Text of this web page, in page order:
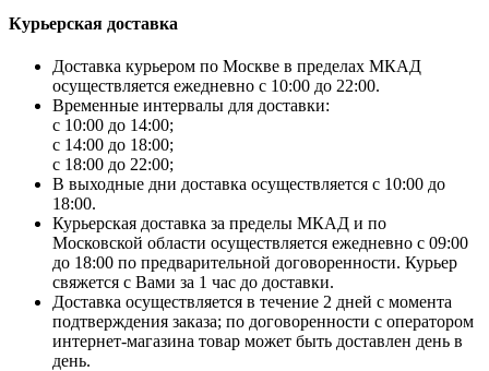
Курьерская доставка
Доставка курьером по Москве в пределах МКАД
осуществляется ежедневно с 10:00 до 22:00.
Временные интервалы для доставки:
с 10:00 до 14:00;
с 14:00 до 18:00;
с 18:00 до 22:00;
В выходные дни доставка осуществляется с 10:00 до
18:00.
Курьерская доставка за пределы МКАД и по
Московской области осуществляется ежедневно с 09:00
до 18:00 по предварительной договоренности. Курьер
свяжется с Вами за 1 час до доставки.
Доставка осуществляется в течение 2 дней с момента
подтверждения заказа; по договоренности с оператором
интернет-магазина товар может быть доставлен день в
день.